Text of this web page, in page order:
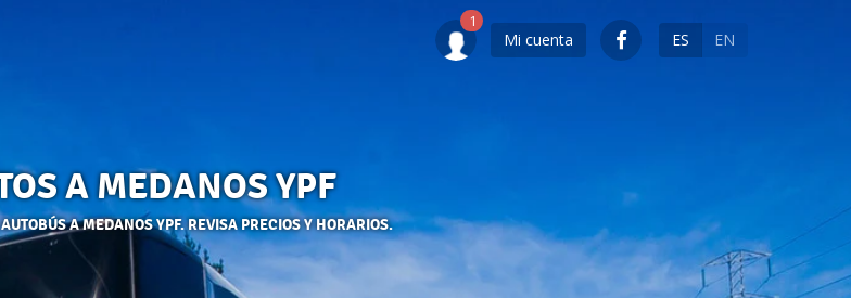
Mi cuenta ES EN
A MEDANOS YPF
A MEDANOS YPF. REVISA PRECIOS Y HORARIOS.